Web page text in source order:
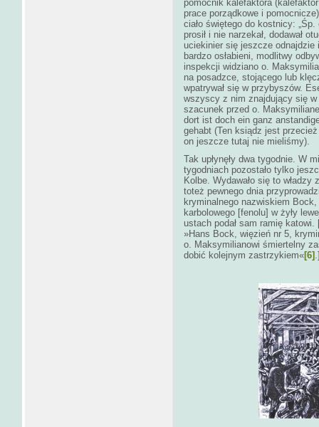
pomocnik kalefaktora
prace porządkowe i
ciało świętego do kostnicy:
prosił i nie narzekał, dodawał
uciekinier się jeszcze
bardzo osłabieni, modlitwy
inspekcji widziano o.
na posadzce, stojącego lub
wpatrywał się w przybyszów.
wszyscy z nim znajdujący się
szacunek przed o.
dort ist doch ein ganz
gehabt (Ten ksiądz jest
on jeszcze tutaj nie mieliśmy).
Tak upłynęły dwa tygodnie. W
tygodniach pozostało tylko
Kolbe. Wydawało się to władzy
toteż pewnego dnia
kryminalnego nazwiskiem
karbolowego [fenolu] w żyły
ustach podał sam ramię
»Hans Bock, więzień nr 5,
o. Maksymilianowi śmiertelny
dobić kolejnym zastrzykiem«[6]